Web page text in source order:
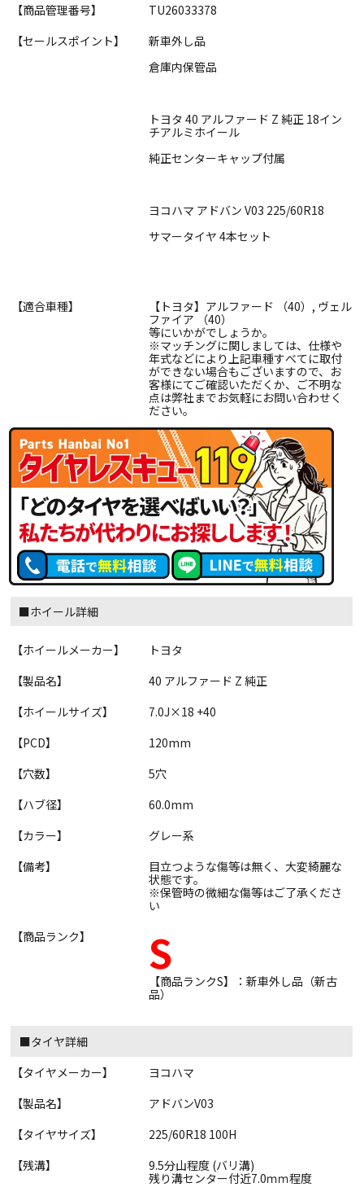
【商品管理番号】
TU26033378
【セールスポイント】
新車外し品
倉庫内保管品
トヨタ 40 アルファード Z 純正 18イン
チアルミホイール
純正センターキャップ付属
ヨコハマ アドバン V03 225/60R18
サマータイヤ 4本セット
【適合車種】
【トヨタ】アルファード （40）, ヴェル
ファイア （40）
等にいかがでしょうか。
※マッチングに関しましては、仕様や
年式などにより上記車種すべてに取付
ができない場合もございますので、お
客様にてご確認いただくか、ご不明な
点は弊社までお気軽にお問い合わせく
ださい。
■ホイール詳細
【ホイールメーカー】
トヨタ
【製品名】
40 アルファード Z 純正
【ホイールサイズ】
7.0J×18 +40
【PCD】
120mm
【穴数】
5穴
【ハブ径】
60.0mm
【カラー】
グレー系
【備考】
目立つような傷等は無く、大変綺麗な
状態です。
※保管時の微細な傷等はご了承くださ
い
【商品ランク】
S
【商品ランクS】：新車外し品（新古
品）
■タイヤ詳細
【タイヤメーカー】
ヨコハマ
【製品名】
アドバンV03
【タイヤサイズ】
225/60R18 100H
【残溝】
9.5分山程度 (バリ溝)
残り溝センター付近7.0ｍｍ程度